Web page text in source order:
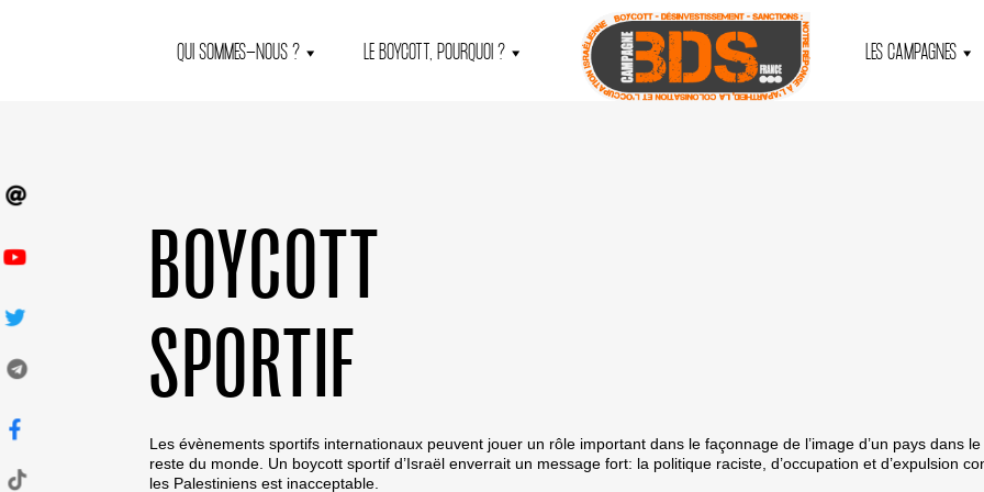
QUI SOMMES-NOUS ? LE BOYCOTT, POURQUOI ? LES CAMPAGNES
BOYCOTT
SPORTIF
Les évènements sportifs internationaux peuvent jouer un rôle important dans le façonnage de l’image d’un pays dans le
reste du monde. Un boycott sportif d’Israël enverrait un message fort: la politique raciste, d’occupation et d’expulsion
les Palestiniens est inacceptable.